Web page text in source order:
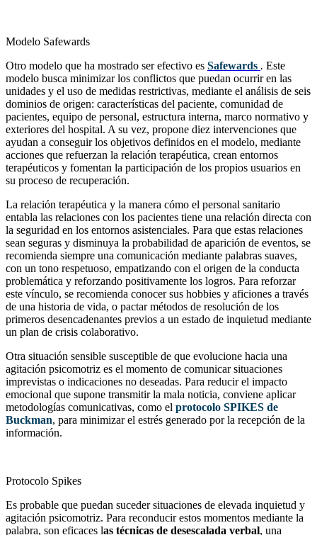
Modelo Safewards
Otro modelo que ha mostrado ser efectivo es Safewards . Este
modelo busca minimizar los conflictos que puedan ocurrir en las
unidades y el uso de medidas restrictivas, mediante el análisis de seis
dominios de origen: características del paciente, comunidad de
pacientes, equipo de personal, estructura interna, marco normativo y
exteriores del hospital. A su vez, propone diez intervenciones que
ayudan a conseguir los objetivos definidos en el modelo, mediante
acciones que refuerzan la relación terapéutica, crean entornos
terapéuticos y fomentan la participación de los propios usuarios en
su proceso de recuperación.
La relación terapéutica y la manera cómo el personal sanitario
entabla las relaciones con los pacientes tiene una relación directa con
la seguridad en los entornos asistenciales. Para que estas relaciones
sean seguras y disminuya la probabilidad de aparición de eventos, se
recomienda siempre una comunicación mediante palabras suaves,
con un tono respetuoso, empatizando con el origen de la conducta
problemática y reforzando positivamente los logros. Para reforzar
este vínculo, se recomienda conocer sus hobbies y aficiones a través
de una historia de vida, o pactar métodos de resolución de los
primeros desencadenantes previos a un estado de inquietud mediante
un plan de crisis colaborativo.
Otra situación sensible susceptible de que evolucione hacia una
agitación psicomotriz es el momento de comunicar situaciones
imprevistas o indicaciones no deseadas. Para reducir el impacto
emocional que supone transmitir la mala noticia, conviene aplicar
metodologías comunicativas, como el protocolo SPIKES de
Buckman, para minimizar el estrés generado por la recepción de la
información.
Protocolo Spikes
Es probable que puedan suceder situaciones de elevada inquietud y
agitación psicomotriz. Para reconducir estos momentos mediante la
palabra, son eficaces las técnicas de desescalada verbal, una